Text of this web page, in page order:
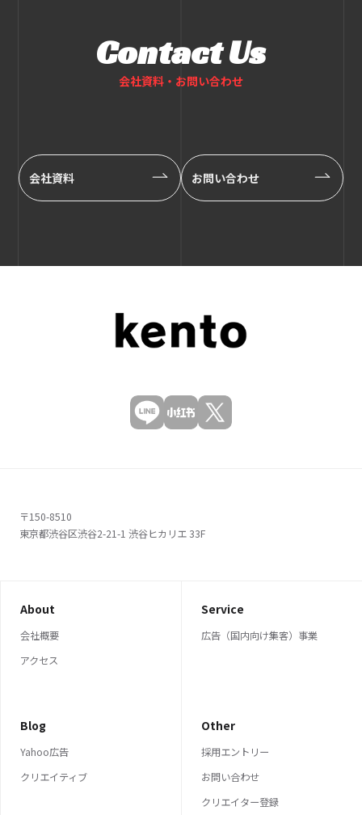
Contact Us
会社資料・お問い合わせ
会社資料 お問い合わせ
〒150-8510
東京都渋谷区渋谷2-21-1 渋谷ヒカリエ 33F
About
会社概要
アクセス
Service
広告（国内向け集客）事業
Blog
Yahoo広告
クリエイティブ
Other
採用エントリー
お問い合わせ
クリエイター登録